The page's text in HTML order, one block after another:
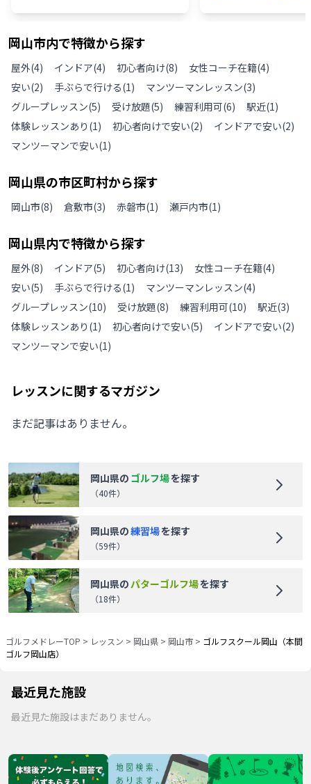
岡山市内で特徴から探す
屋外(4) インドア(4) 初心者向け(8) 女性コーチ在籍(4)
安い(2) 手ぶらで行ける(1) マンツーマンレッスン(3)
グループレッスン(5) 受け放題(5) 練習利用可(6) 駅近(1)
体験レッスンあり (1) 初心者向けで安い(2) インドアで安い(2)
マンツーマンで安い(1)
岡山県の市区町村から探す
岡山市(8) 倉敷市(3) 赤磐市(1) 瀬戸内市(1)
岡山県内で特徴から探す
屋外(8) インドア(5) 初心者向け(13) 女性コーチ在籍(4)
安い(5) 手ぶらで行ける(1) マンツーマンレッスン(4)
グループレッスン(10) 受け放題(8) 練習利用可(10) 駅近(3)
体験レッスンあり (1) 初心者向けで安い(5) インドアで安い(2)
マンツーマンで安い(1)
レッスンに関するマガジン
まだ記事はありません。
岡山県の ゴルフ場を探す
（40件）
岡山県の練習場を探す
（59件）
岡山県のパターゴルフ場を探す
（18件）
ゴルフメドレーTOP > レッスン > 岡山県 > 岡山市 > ゴルフスクール岡山（本間
ゴルフ岡山店）
最近見た施設
最近見た施設はまだありません。